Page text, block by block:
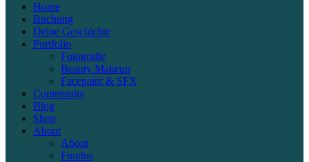
Home
Buchung
Deine Geschichte
Portfolio
Fotografie
Beauty Makeup
Facepaint & SFX
Community
Blog
Shop
About
About
Fundus